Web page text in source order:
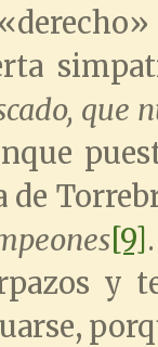
que
de
[9]
y